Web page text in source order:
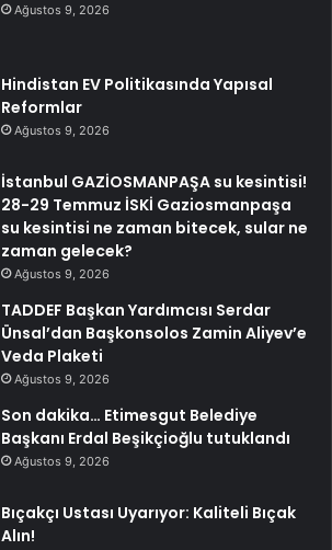
Ağustos 9, 2026
Hindistan EV Politikasında Yapısal
Reformlar
Ağustos 9, 2026
İstanbul GAZİOSMANPAŞA su kesintisi!
28-29 Temmuz İSKİ Gaziosmanpaşa
su kesintisi ne zaman bitecek, sular ne
zaman gelecek?
Ağustos 9, 2026
TADDEF Başkan Yardımcısı Serdar
Ünsal’dan Başkonsolos Zamin Aliyev’e
Veda Plaketi
Ağustos 9, 2026
Son dakika… Etimesgut Belediye
Başkanı Erdal Beşikçioğlu tutuklandı
Ağustos 9, 2026
Bıçakçı Ustası Uyarıyor: Kaliteli Bıçak
Alın!